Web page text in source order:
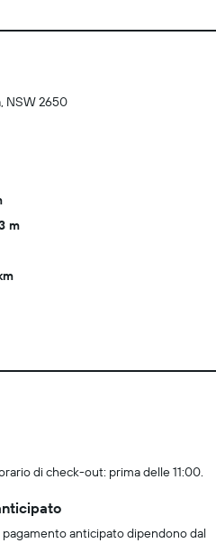
NSW 2650
m
di check-out: prima delle 11:00.
anticipato dipendono dal